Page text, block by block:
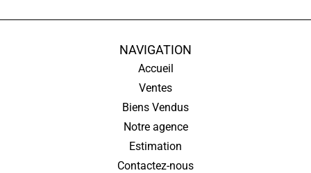
NAVIGATION
Accueil
Ventes
Biens Vendus
Notre agence
Estimation
Contactez-nous